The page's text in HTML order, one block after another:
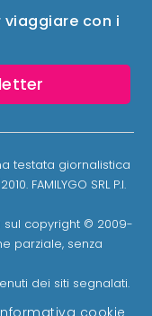
viaggiare con i
testata giornalistica
FAMILYGO SRL P.I.
sul copyright © 2009-
parziale, senza
dei siti segnalati.
cookie